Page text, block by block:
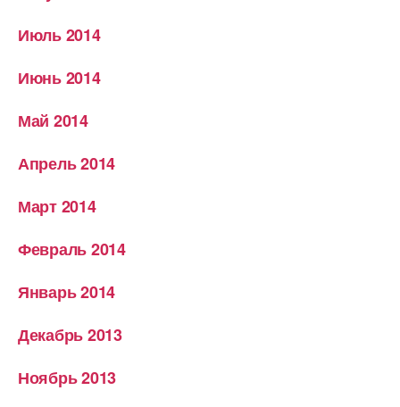
Июль 2014
Июнь 2014
Май 2014
Апрель 2014
Март 2014
Февраль 2014
Январь 2014
Декабрь 2013
Ноябрь 2013